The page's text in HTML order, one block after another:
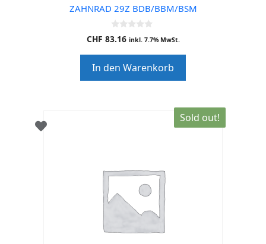
ZAHNRAD 29Z BDB/BBM/BSM
0
o
o
f
5
CHF 83.16 inkl. 7.7% MwSt.
In den Warenkorb
Sold out!